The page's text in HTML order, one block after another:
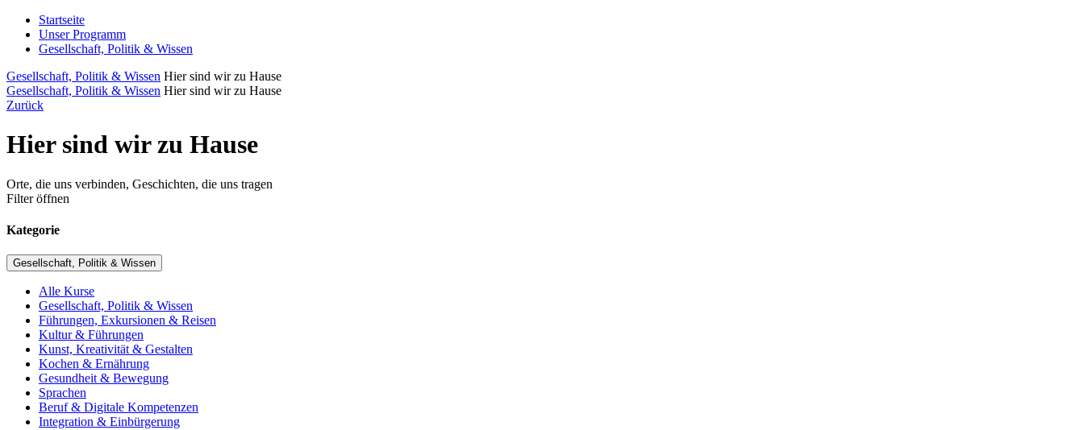
Startseite
Unser Programm
Gesellschaft, Politik & Wissen
Gesellschaft, Politik & Wissen Hier sind wir zu Hause
Gesellschaft, Politik & Wissen Hier sind wir zu Hause
Zurück
Hier sind wir zu Hause
Orte, die uns verbinden, Geschichten, die uns tragen
Filter öffnen
Kategorie
Gesellschaft, Politik & Wissen
Alle Kurse
Gesellschaft, Politik & Wissen
Führungen, Exkursionen & Reisen
Kultur & Führungen
Kunst, Kreativität & Gestalten
Kochen & Ernährung
Gesundheit & Bewegung
Sprachen
Beruf & Digitale Kompetenzen
Integration & Einbürgerung